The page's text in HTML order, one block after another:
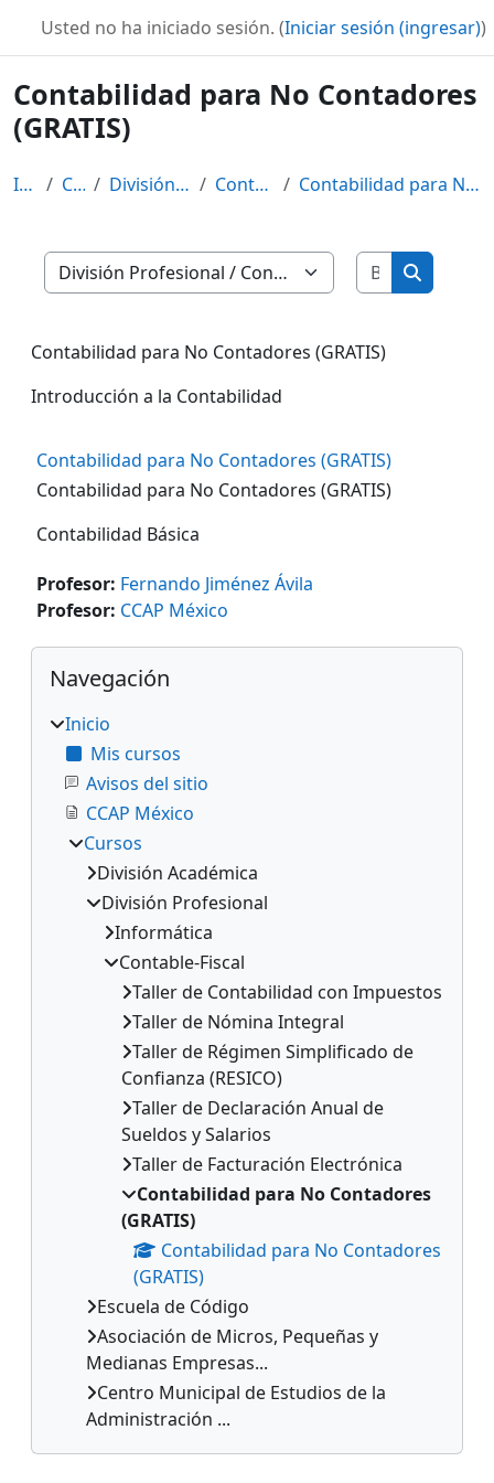
Usted no ha iniciado sesión. (Iniciar sesión (ingresar))
Contabilidad para No Contadores
(GRATIS)
Inicio Cursos División Profesional Contable-Fiscal Contabilidad para No Contadores (GRATIS)
Categorías
Buscar
Buscar
Contabilidad para No Contadores (GRATIS)
Introducción a la Contabilidad
Contabilidad para No Contadores (GRATIS)
Contabilidad para No Contadores (GRATIS)
Contabilidad Básica
Profesor: Fernando Jiménez Ávila
Profesor: CCAP México
Bloques
Omitir Navegación
Navegación
Inicio
Mis cursos
Avisos del sitio
CCAP México
Cursos
División Académica
División Profesional
Informática
Contable-Fiscal
Taller de Contabilidad con Impuestos
Taller de Nómina Integral
Taller de Régimen Simplificado de
Confianza (RESICO)
Taller de Declaración Anual de
Sueldos y Salarios
Taller de Facturación Electrónica
Contabilidad para No Contadores
(GRATIS)
Contabilidad para No Contadores
(GRATIS)
Escuela de Código
Asociación de Micros, Pequeñas y
Medianas Empresas...
Centro Municipal de Estudios de la
Administración ...